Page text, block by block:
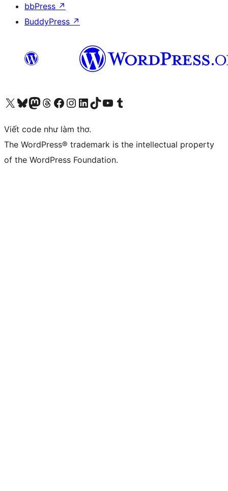
bbPress ↗
BuddyPress ↗
Truy cập tài khoản X (trước đây là Twitter) của chúng tôiVisit our Bluesky account
Visit our Mastodon account
Visit our Threads account
Xem trang Facebook của chúng tôiTruy cập tài khoản Instagram của chúng tôiTruy cập tài khoản LinkedIn của chúng tôiVisit our TikTok account
Truy cập kênh YouTube của chúng tôi Visit our Tumblr account
Viết code như làm thơ.
The WordPress® trademark is the intellectual property
of the WordPress Foundation.